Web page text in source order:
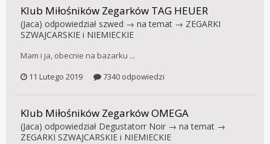
Klub Miłośników Zegarków TAG HEUER
(Jaca) odpowiedział szwed → na temat → ZEGARKI
SZWAJCARSKIE i NIEMIECKIE
Mam i ja, obecnie na bazarku ...
11 Lutego 2019
7340 odpowiedzi
Klub Miłośników Zegarków OMEGA
(Jaca) odpowiedział Degustatorr Noir → na temat →
ZEGARKI SZWAJCARSKIE i NIEMIECKIE